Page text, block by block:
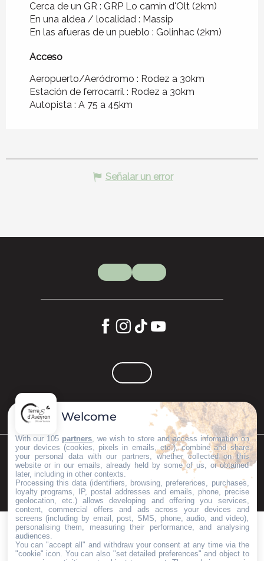
Cerca de un GR : GRP Lo camin d'Olt (2km)
En una aldea / localidad : Massip
En las afueras de un pueblo : Golinhac (2km)
Acceso
Acceso
Aeropuerto/Aeródromo : Rodez a 30km
Estación de ferrocarril : Rodez a 30km
Autopista : A 75 a 45km
Señalar un error
©Copyright 2023 Mentions légalesPartenaires
Welcome
With our 105 partners , we wish to store and access information on
your devices (cookies, pixels in emails, etc.), combine and share
your personal data with our partners, whether collected on this
website or in our emails, already held by some of us, or obtained
later, including in other contexts.
Processing this data (identifiers, browsing, preferences, purchases,
loyalty programs, IP, postal addresses and emails, phone, precise
geolocation, etc.) allows developing and offering you services,
content, commercial offers and ads across your devices and
screens (including by email, post, SMS, phone, audio, and video),
personalising them, measuring their performance, and analysing
audiences.
You can "accept all" and withdraw your consent at any time via the
"cookie" icon . You can also "set detailed preferences" and object to